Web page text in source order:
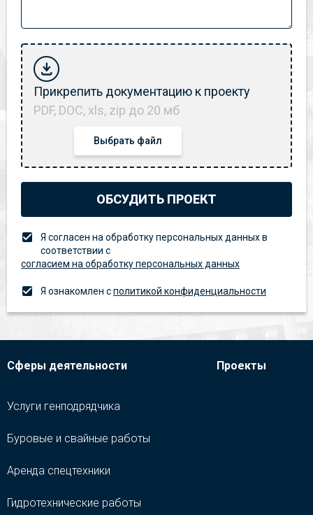
Прикрепить документацию к проекту
PDF, DOC, xls, zip до 20 мб
Выбрать файл
ОБСУДИТЬ ПРОЕКТ
Я согласен на обработку персональных данных в
соответствии с
согласием на обработку персональных данных
Я ознакомлен сполитикой конфиденциальности
Сферы деятельности
Услуги генподрядчика
Буровые и свайные работы
Аренда спецтехники
Гидротехнические работы
Проекты